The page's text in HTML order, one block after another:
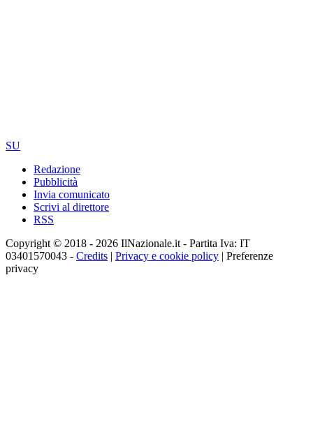
SU
Redazione
Pubblicità
Invia comunicato
Scrivi al direttore
RSS
Copyright © 2018 - 2026 IlNazionale.it - Partita Iva: IT
03401570043 - Credits | Privacy e cookie policy | Preferenze
privacy